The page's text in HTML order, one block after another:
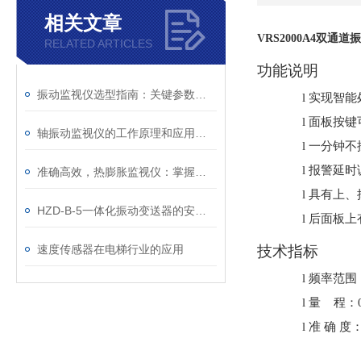
相关文章
RELATED ARTICLES
速度传感器在电梯行业的应用
VRS2000A4双通道
功能说明
l 实现智能
l 面板按键
l 一分钟不
l 报警延时
l 具有上、
l 后面板
技术指标
l 频率范围
l 量 程：
l 准 确 度